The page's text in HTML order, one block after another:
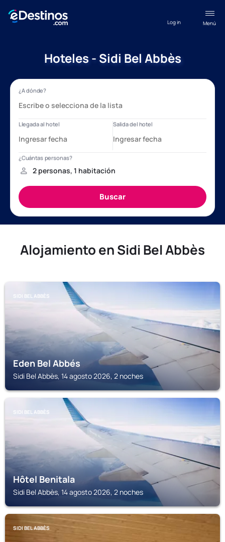
Menú
Log in
Hoteles - Sidi Bel Abbès
Alojamiento en Sidi Bel Abbès
SIDI BEL ABBÈS
Eden Bel Abbés
Sidi Bel Abbès, 14 agosto 2026, 2 noches
SIDI BEL ABBÈS
Hôtel Benitala
Sidi Bel Abbès, 14 agosto 2026, 2 noches
SIDI BEL ABBÈS